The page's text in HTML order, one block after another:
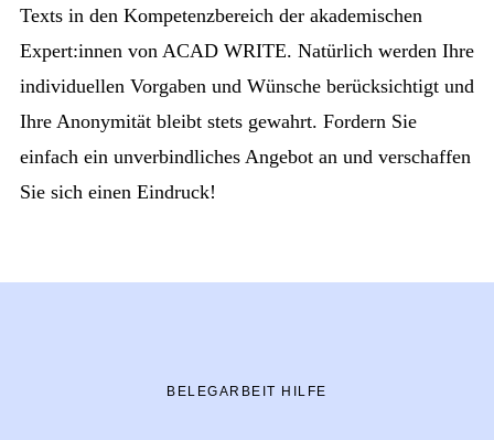
Texts in den Kompetenzbereich der akademischen
Expert:innen von ACAD WRITE. Natürlich werden Ihre
individuellen Vorgaben und Wünsche berücksichtigt und
Ihre Anonymität bleibt stets gewahrt. Fordern Sie
einfach ein unverbindliches Angebot an und verschaffen
Sie sich einen Eindruck!
BELEGARBEIT HILFE